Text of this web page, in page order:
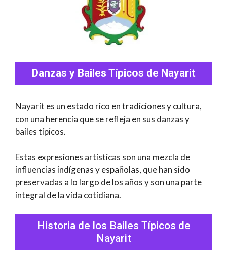
Danzas y Bailes Típicos de Nayarit
Nayarit es un estado rico en tradiciones y cultura,
con una herencia que se refleja en sus danzas y
bailes típicos.
Estas expresiones artísticas son una mezcla de
influencias indígenas y españolas, que han sido
preservadas a lo largo de los años y son una parte
integral de la vida cotidiana.
Historia de los Bailes Típicos de
Nayarit